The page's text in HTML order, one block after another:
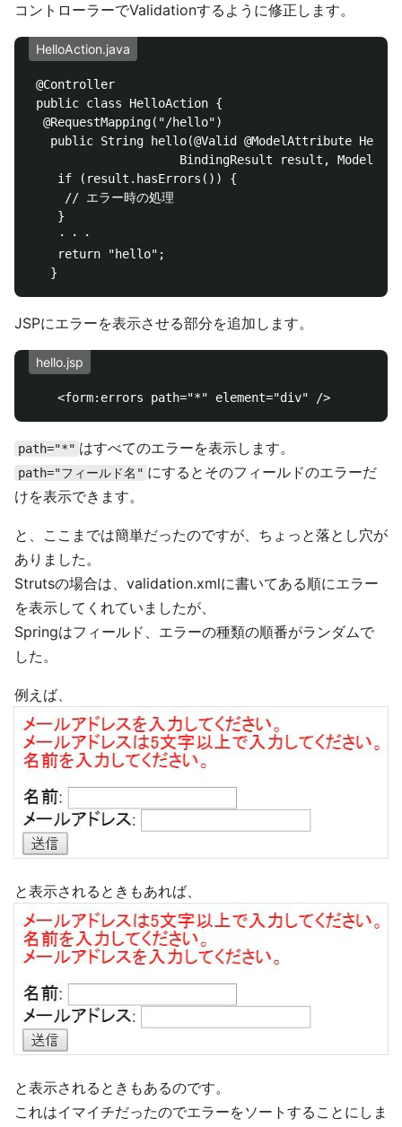
コントローラーでValidationするように修正します。
HelloAction.java
@Controller
public class HelloAction {
  @RequestMapping("/hello")
public String hello(@Valid @ModelAttribute
BindingResult result, Model
    if (result.hasErrors()) {
     // エラー時の処理
    }
・・・
    return "hello";
JSPにエラーを表示させる部分を追加します。
hello.jsp
path="*" はすべてのエラーを表示します。
path="フィールド名" にするとそのフィールドのエラーだ
けを表示できます。
と、ここまでは簡単だったのですが、ちょっと落とし穴が
ありました。
Strutsの場合は、validation.xmlに書いてある順にエラー
を表示してくれていましたが、
Springはフィールド、エラーの種類の順番がランダムで
した。
例えば、
と表示されるときもあれば、
と表示されるときもあるのです。
これはイマイチだったのでエラーをソートすることにしま